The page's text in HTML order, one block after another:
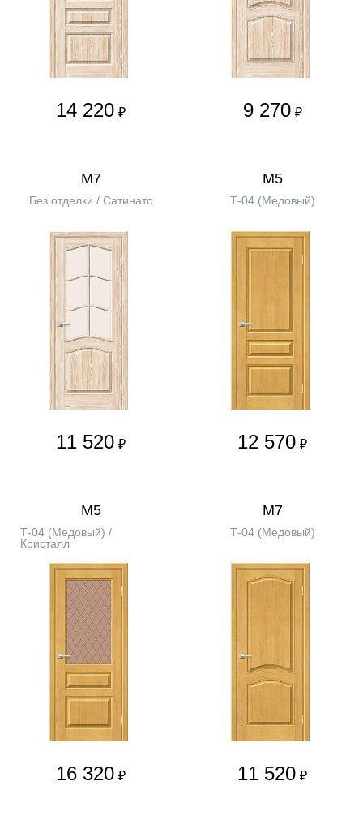
14 220 ₽ 9 270 ₽
М7
Без отделки / Сатинато
11 520 ₽
М5
Т-04 (Медовый)
12 570 ₽
М5
Т-04 (Медовый) /
Кристалл
16 320 ₽
М7
Т-04 (Медовый)
11 520 ₽